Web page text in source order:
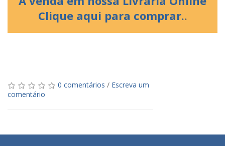
Clique aqui para comprar..
0 comentários / Escreva um
comentário